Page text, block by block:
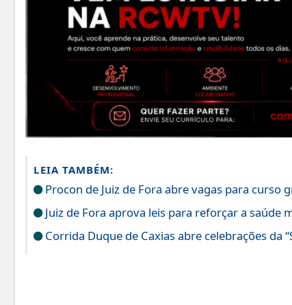
LEIA TAMBÉM:
Procon de Juiz de Fora abre vagas para curso
Juiz de Fora aprova leis para reforçar a saúde
Corrida Duque de Caxias abre celebrações da